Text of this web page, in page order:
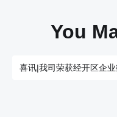
You
喜讯|我司荣获经开区企